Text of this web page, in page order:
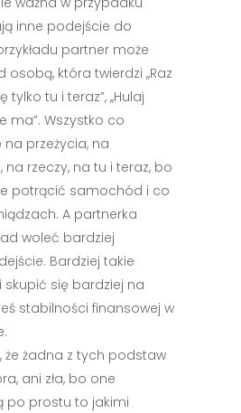
inne podejście do
partner może
osobą, która twierdzi ,,Raz
tylko tu i teraz”, ,,Hulaj
ma”. Wszystko co
przeżycia, na
rzeczy, na tu i teraz, bo
potrącić samochód i co
A partnerka
woleć bardziej
Bardziej takie
skupić się bardziej na
stabilności finansowej w
że żadna z tych podstaw
ani zła, bo one
po prostu to jakimi